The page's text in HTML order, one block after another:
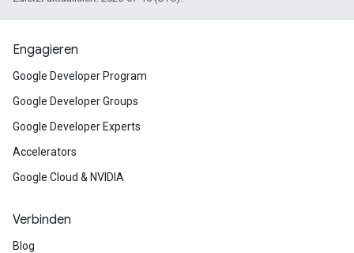
Engagieren
Google Developer Program
Google Developer Groups
Google Developer Experts
Accelerators
Google Cloud & NVIDIA
Verbinden
Blog